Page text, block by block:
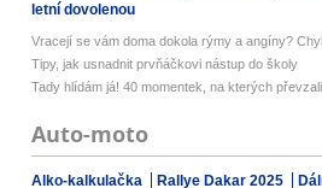
letní dovolenou
Vracejí se vám doma dokola rýmy a angíny?
Tipy, jak usnadnit prvňáčkovi nástup do školy
Tady hlídám já! 40 momentek, na kterých
Auto-moto
Alko-kalkulačka Rallye Dakar 2025